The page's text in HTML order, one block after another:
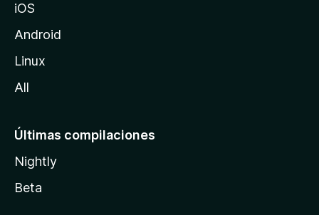
i
l
iOS
Android
Linux
All
Últimas compilaciones
Nightly
Beta